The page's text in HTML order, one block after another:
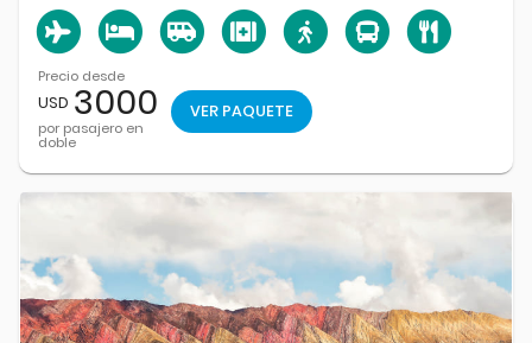
Precio desde
USD 3000
por pasajero en
doble
VER PAQUETE